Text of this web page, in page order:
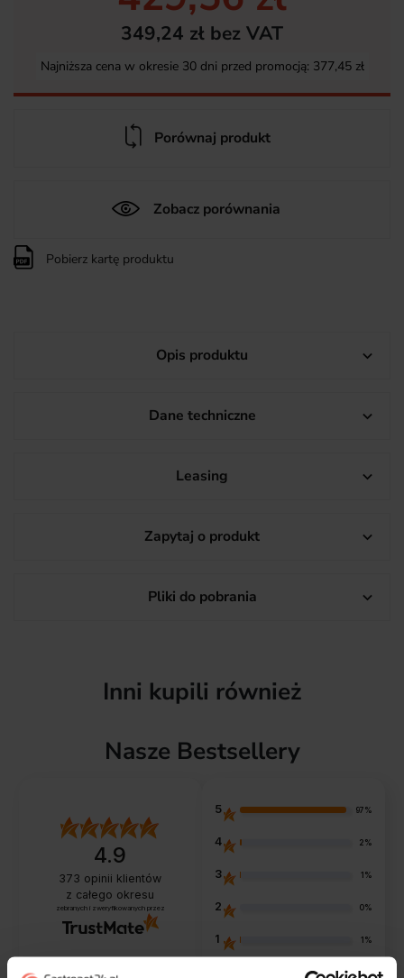
349,24 zł bez VAT
Najniższa cena w okresie 30 dni przed promocją: 377,45 zł
Porównaj produkt
Zobacz porównania
Pobierz kartę produktu
Opis produktu 
Dane techniczne 
Leasing 
Zapytaj o produkt 
Pliki do pobrania 
Inni kupili również
Nasze Bestsellery
4.9
373 opinii klientów
z całego okresu
zebranych i zweryfikowanych przez
5 97%
4 2%
3 1%
2 0%
1 1%